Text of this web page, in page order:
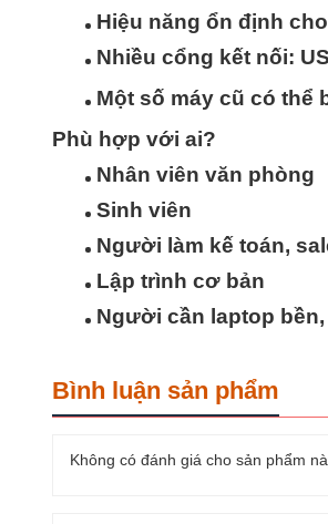
Hiệu năng ổn định
Nhiều cổng kết nối:
Một số máy cũ có thể
Phù hợp với ai?
Nhân viên văn phòng
Sinh viên
Người làm kế toán,
Lập trình cơ bản
Người cần laptop bền,
Bình luận sản phẩm
Không có đánh giá cho sản phẩm